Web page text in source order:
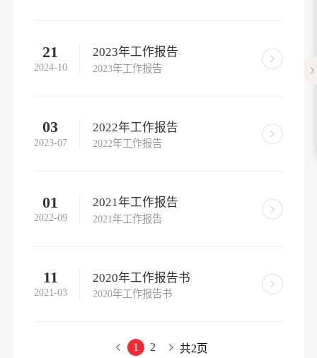
21
2024-10
2023年工作报告
2023年工作报告
03
2023-07
2022年工作报告
2022年工作报告
01
2022-09
2021年工作报告
2021年工作报告
11
2021-03
2020年工作报告书
2020年工作报告书